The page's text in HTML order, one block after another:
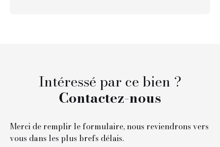
Intéressé par ce bien ?
Contactez-nous
Merci de remplir le formulaire, nous reviendrons vers
vous dans les plus brefs délais.